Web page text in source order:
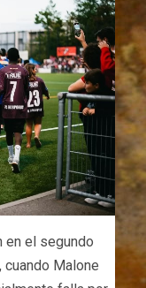
en el segundo
Malone